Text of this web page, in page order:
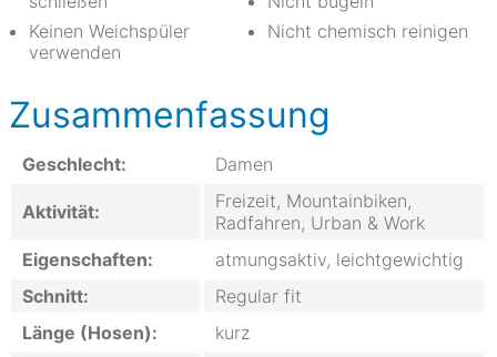
Keinen Weichspüler
verwenden
Nicht chemisch reinigen
Zusammenfassung
Geschlecht: Damen
Aktivität:
Freizeit, Mountainbiken,
Radfahren, Urban & Work
Eigenschaften:
atmungsaktiv, leichtgewichtig
Schnitt:
Regular fit
Länge (Hosen):
kurz